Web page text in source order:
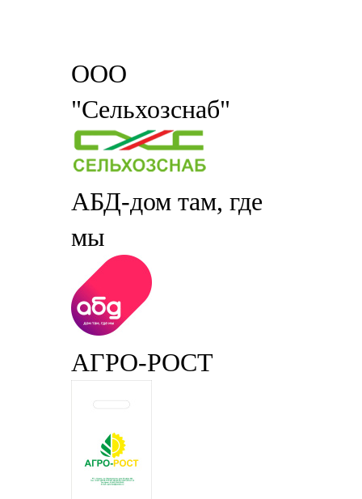
ООО
"Сельхозснаб"
АБД-дом там, где
мы
АГРО-РОСТ